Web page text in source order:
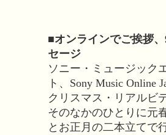
■オンラインでご挨拶
セージ
ソニー・ミュージック
ト、Sony Music Online
クリスマス・リアルビ
そのなかのひとりに元
とお正月の二本立てで